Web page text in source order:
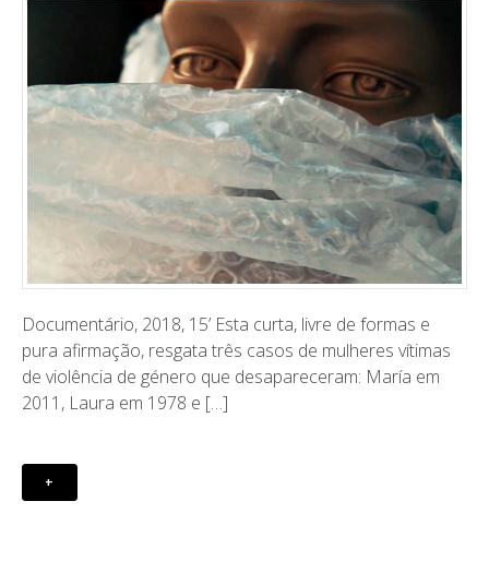
Documentário, 2018, 15’ Esta curta, livre de formas e
pura afirmação, resgata três casos de mulheres vítimas
de violência de género que desapareceram: María em
2011, Laura em 1978 e […]
+